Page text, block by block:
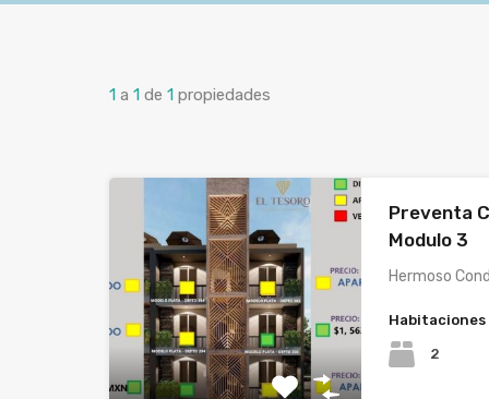
1 a 1 de 1 propiedades
Preventa
Modulo 3
Hermoso
Habitaciones
2